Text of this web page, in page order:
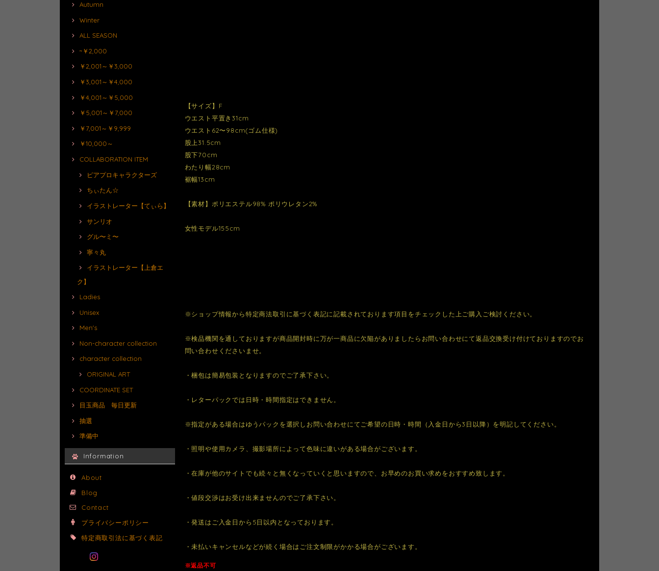
Autumn
Winter
ALL SEASON
~￥2,000
￥2,001～￥3,000
￥3,001～￥4,000
￥4,001～￥5,000
￥5,001～￥7,000
￥7,001～￥9,999
￥10,000～
COLLABORATION ITEM
ピアプロキャラクターズ
ちぃたん☆
イラストレーター【てぃら】
サンリオ
グル〜ミ〜
寧々丸
イラストレーター【上倉エ
ク】
Ladies
Unisex
Men's
Non-character collection
character collection
ORIGINAL ART
COORDINATE SET
目玉商品 毎日更新
抽選
準備中
Information
About
Blog
Contact
プライバシーポリシー
特定商取引法に基づく表記
【サイズ】F
ウエスト平置き31cm
ウエスト62〜98cm(ゴム仕様)
股上31.5cm
股下70cm
わたり幅28cm
裾幅13cm
【素材】ポリエステル98% ポリウレタン2%
女性モデル155cm
※ショップ情報から特定商法取引に基づく表記に記載されております項目をチェックした上ご購入ご検討ください。
※検品機関を通しておりますが商品開封時に万が一商品に欠陥がありましたらお問い合わせにて返品交換受け付けておりますのでお
問い合わせくださいませ。
・梱包は簡易包装となりますのでご了承下さい。
・レターパックでは日時・時間指定はできません。
※指定がある場合はゆうパックを選択しお問い合わせにてご希望の日時・時間（入金日から3日以降）を明記してください。
・照明や使用カメラ、撮影場所によって色味に違いがある場合がございます。
・在庫が他のサイトでも続々と無くなっていくと思いますので、お早めのお買い求めをおすすめ致します。
・値段交渉はお受け出来ませんのでご了承下さい。
・発送はご入金日から5日以内となっております。
・未払いキャンセルなどが続く場合はご注文制限がかかる場合がございます。
※返品不可